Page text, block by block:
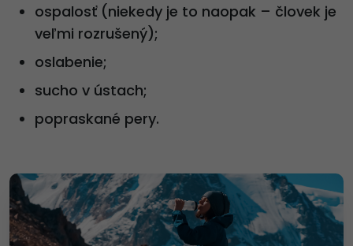
ospalosť (niekedy je to naopak – človek je
veľmi rozrušený);
oslabenie;
sucho v ústach;
popraskané pery.